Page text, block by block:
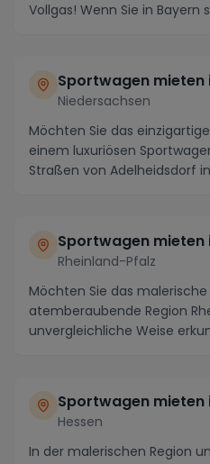
Vollgas! Wenn Sie in Bayern
Sportwagen mieten
Niedersachsen
Möchten Sie das
einem luxuriösen
Straßen von Adelheidsdorf
Sportwagen mieten
Rheinland-Pfalz
Möchten Sie das malerische
atemberaubende Region
unvergleichliche Weise
Sportwagen mieten
Hessen
In der malerischen Region